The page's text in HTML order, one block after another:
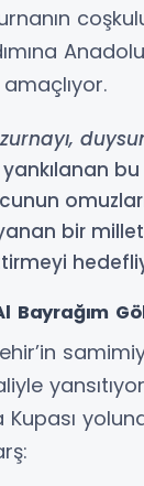
bir
Bayrağım
Kupası